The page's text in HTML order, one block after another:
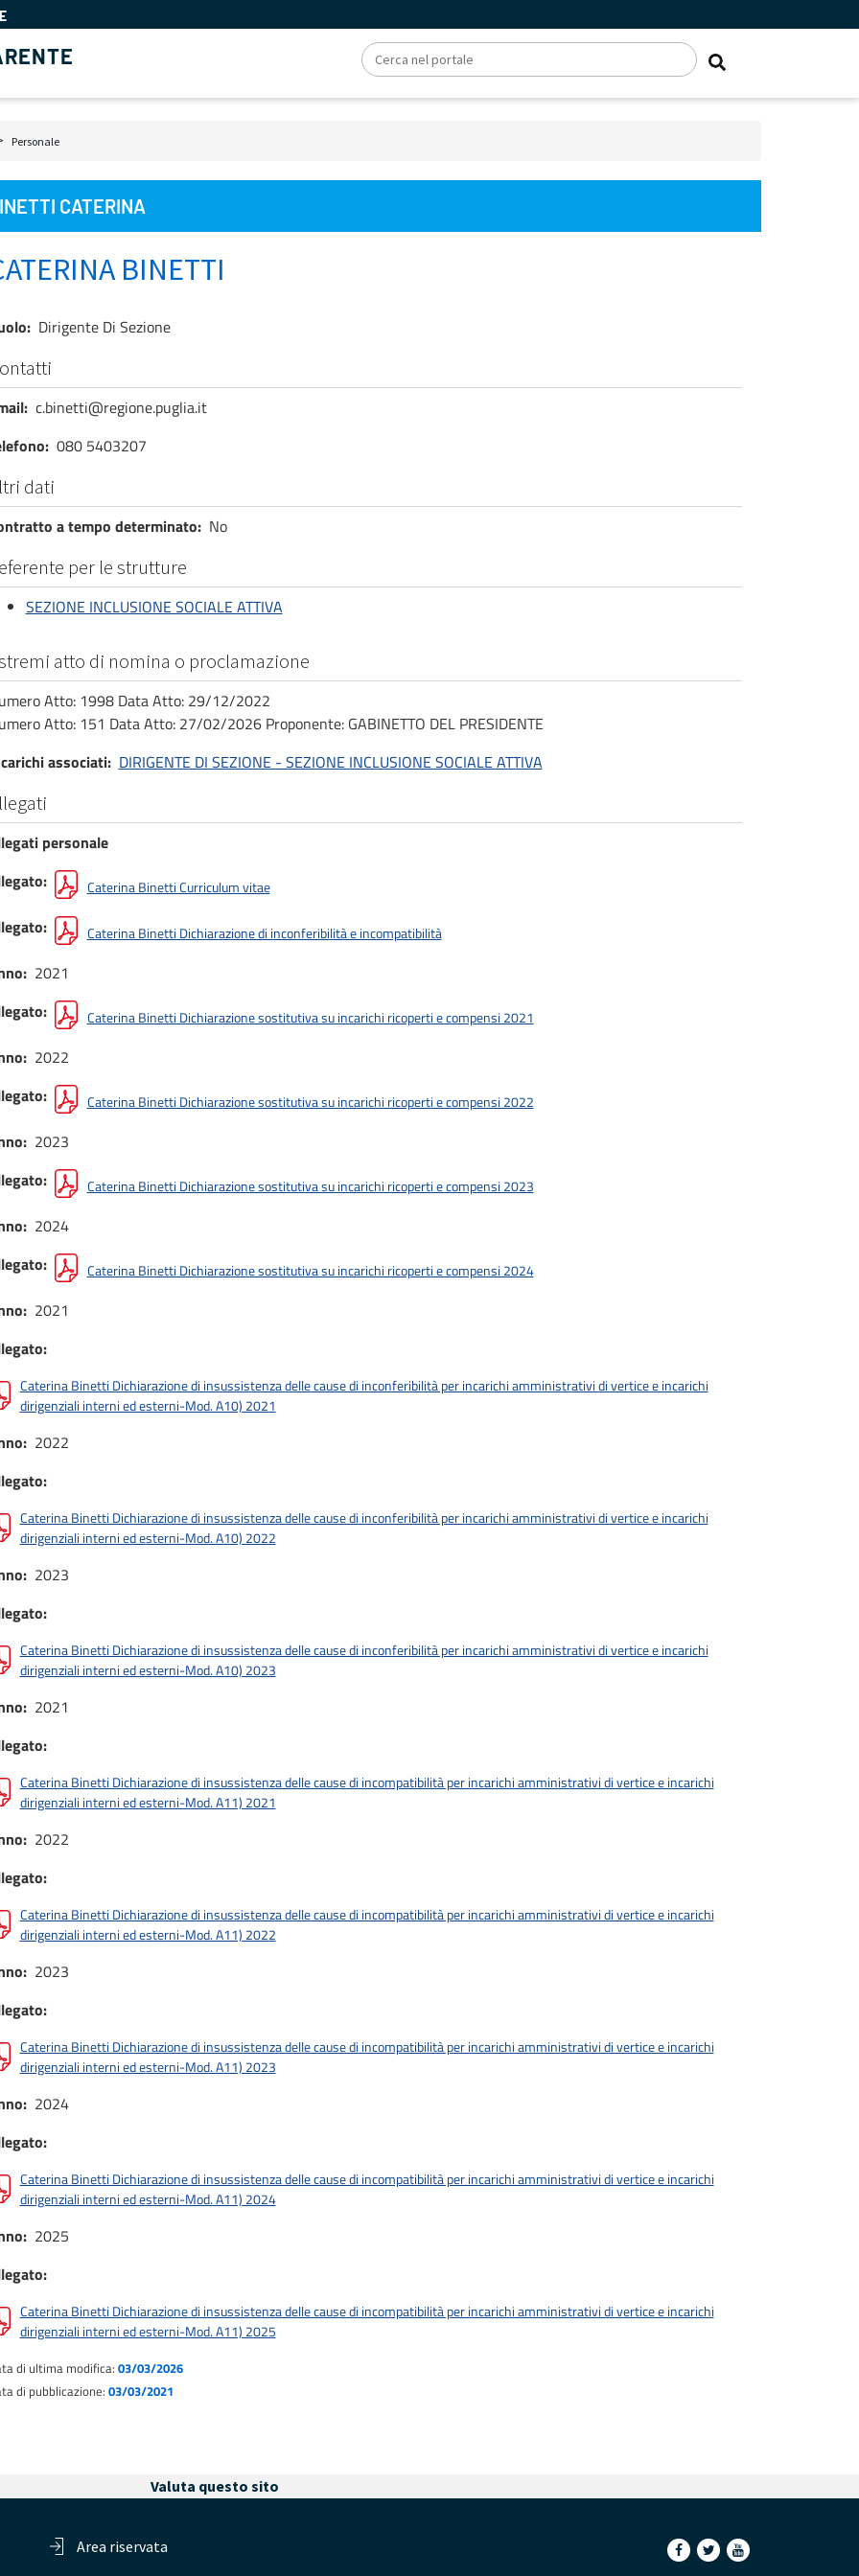
Personale
CATERINA
BINETTI
Dirigente Di Sezione
c.binetti@regione.puglia.it
080 5403207
dati
a tempo determinato No
per le strutture
SEZIONE INCLUSIONE SOCIALE ATTIVA
atto di nomina o proclamazione
Atto: 1998 Data Atto: 29/12/2022
Atto: 151 Data Atto: 27/02/2026 Proponente: GABINETTO DEL PRESIDENTE
associati DIRIGENTE DI SEZIONE - SEZIONE INCLUSIONE SOCIALE ATTIVA
personale
Caterina Binetti Curriculum vitae
Caterina Binetti Dichiarazione di inconferibilità e incompatibilità
2021
Caterina Binetti Dichiarazione sostitutiva su incarichi ricoperti e compensi 2021
2022
Caterina Binetti Dichiarazione sostitutiva su incarichi ricoperti e compensi 2022
2023
Caterina Binetti Dichiarazione sostitutiva su incarichi ricoperti e compensi 2023
2024
Caterina Binetti Dichiarazione sostitutiva su incarichi ricoperti e compensi 2024
2021
Caterina Binetti Dichiarazione di insussistenza delle cause di inconferibilità per incarichi amministrativi di vertice e incarichi
dirigenziali interni ed esterni-Mod. A10) 2021
2022
Caterina Binetti Dichiarazione di insussistenza delle cause di inconferibilità per incarichi amministrativi di vertice e incarichi
dirigenziali interni ed esterni-Mod. A10) 2022
2023
Caterina Binetti Dichiarazione di insussistenza delle cause di inconferibilità per incarichi amministrativi di vertice e incarichi
dirigenziali interni ed esterni-Mod. A10) 2023
2021
Caterina Binetti Dichiarazione di insussistenza delle cause di incompatibilità per incarichi amministrativi di vertice e incarichi
dirigenziali interni ed esterni-Mod. A11) 2021
2022
Caterina Binetti Dichiarazione di insussistenza delle cause di incompatibilità per incarichi amministrativi di vertice e incarichi
dirigenziali interni ed esterni-Mod. A11) 2022
2023
Caterina Binetti Dichiarazione di insussistenza delle cause di incompatibilità per incarichi amministrativi di vertice e incarichi
dirigenziali interni ed esterni-Mod. A11) 2023
2024
Caterina Binetti Dichiarazione di insussistenza delle cause di incompatibilità per incarichi amministrativi di vertice e incarichi
dirigenziali interni ed esterni-Mod. A11) 2024
2025
Caterina Binetti Dichiarazione di insussistenza delle cause di incompatibilità per incarichi amministrativi di vertice e incarichi
dirigenziali interni ed esterni-Mod. A11) 2025
di ultima modifica:03/03/2026
di pubblicazione: 03/03/2021
Valuta questo sito
Area riservata